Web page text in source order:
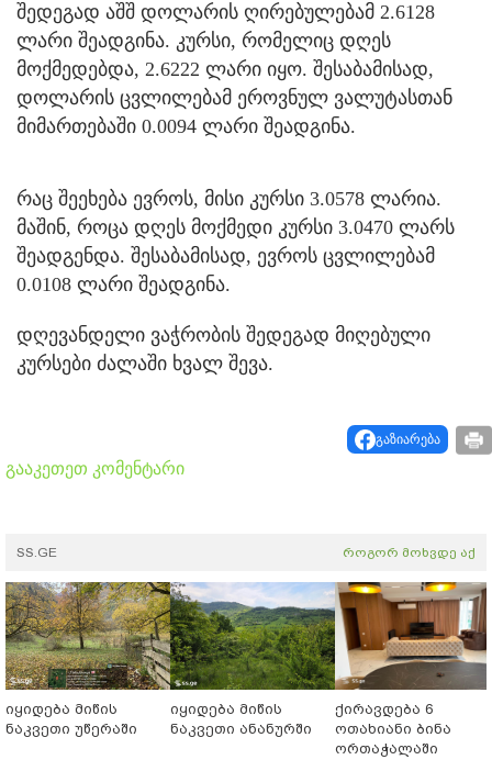
შედეგად აშშ დოლარის ღირებულებამ 2.6128
ლარი შეადგინა. კურსი, რომელიც დღეს
მოქმედებდა, 2.6222 ლარი იყო. შესაბამისად,
დოლარის ცვლილებამ ეროვნულ ვალუტასთან
მიმართებაში 0.0094 ლარი შეადგინა.
რაც შეეხება ევროს, მისი კურსი 3.0578 ლარია.
მაშინ, როცა დღეს მოქმედი კურსი 3.0470 ლარს
შეადგენდა. შესაბამისად, ევროს ცვლილებამ
0.0108 ლარი შეადგინა.
დღევანდელი ვაჭრობის შედეგად მიღებული
კურსები ძალაში ხვალ შევა.
გაზიარება
გააკეთეთ კომენტარი
SS.GE როგორ მოხვდე აქ
იყიდება მიწის
ნაკვეთი უწერაში
იყიდება მიწის
ნაკვეთი ანანურში
ქირავდება 6
ოთახიანი ბინა
ორთაჭალაში